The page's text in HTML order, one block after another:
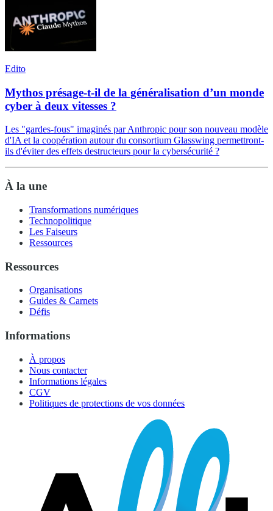
Edito
Mythos présage-t-il de la généralisation d’un monde
cyber à deux vitesses ?
Les "gardes-fous" imaginés par Anthropic pour son nouveau modèle
d'IA et la coopération autour du consortium Glasswing permettront-
ils d'éviter des effets destructeurs pour la cybersécurité ?
À la une
Transformations numériques
Technopolitique
Les Faiseurs
Ressources
Ressources
Organisations
Guides & Carnets
Défis
Informations
À propos
Nous contacter
Informations légales
CGV
Politiques de protections de vos données